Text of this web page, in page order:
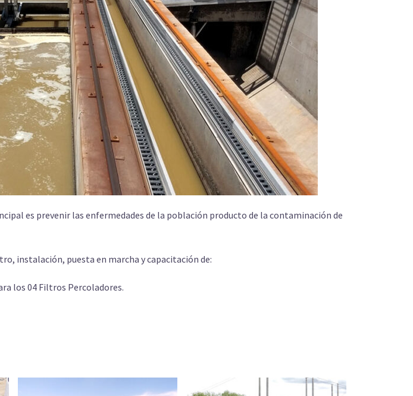
es prevenir las enfermedades de la población producto de la contaminación de
instalación, puesta en marcha y capacitación de:
los 04 Filtros Percoladores.